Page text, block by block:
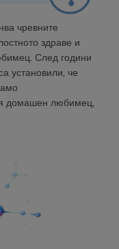
чревните
здраве и
След години
установили, че
домашен любимец,